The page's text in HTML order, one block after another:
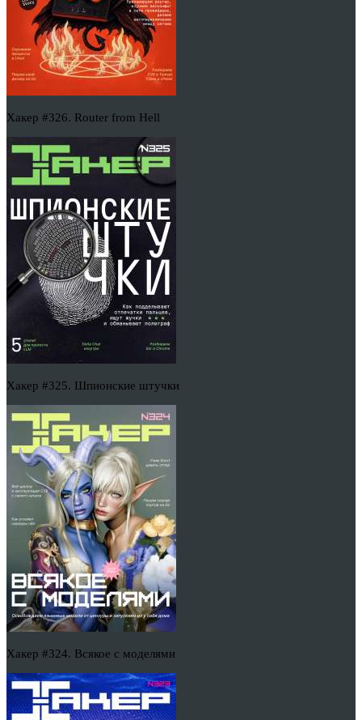
Хакер #326. Router from Hell
Хакер #325. Шпионские штучки
Хакер #324. Всякое с моделями